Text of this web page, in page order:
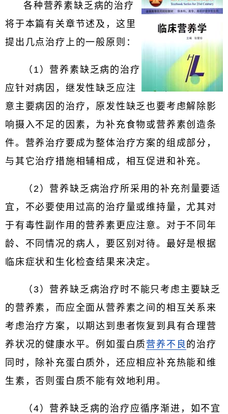
各种营养素缺乏病的治疗
将于本篇有关章节述及，这里
提出几点治疗上的一般原则：
（1）营养素缺乏病的治疗
应针对病因，继发性缺乏应注
意主要病因的治疗，原发性缺乏也要考虑解除影
响摄入不足的因素，为补充食物或营养素创造条
件。营养治疗要成为整体治疗方案的组成部分，
与其它治疗措施相辅相成，相互促进和补充。
（2）营养缺乏病治疗所采用的补充剂量要适
宜，不必要使用过高的治疗量或维持量，尤其对
于有毒性副作用的营养素更应注意。对于不同年
龄、不同情况的病人，要区别对待。最好是根据
临床症状和生化检查结果来决定。
（3）营养缺乏病治疗时不能只考虑主要缺乏
的营养素，而应全面从营养素之间的相互关系来
考虑治疗方案，以期达到患者恢复到具有合理营
养状况的健康水平。例如蛋白质 营养不良 的治疗
同时，除补充蛋白质外，还应相应补充热能和维
生素，否则蛋白质不能有效地利用。
（4）营养缺乏病的治疗应循序渐进，如不宜